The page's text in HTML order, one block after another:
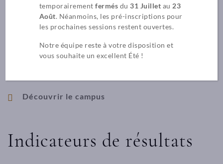
de formations afin de toujours mieux vous accueillir et vous
contact@afdp.fr
Découvrir le campus
Indicateurs de résultats
temporairementfermés du31 Juillet au 23
Août. Néanmoins, les pré-inscriptions pour
les prochaines sessions restent ouvertes.
Notre équipe reste à votre disposition et
vous souhaite un excellent Été !